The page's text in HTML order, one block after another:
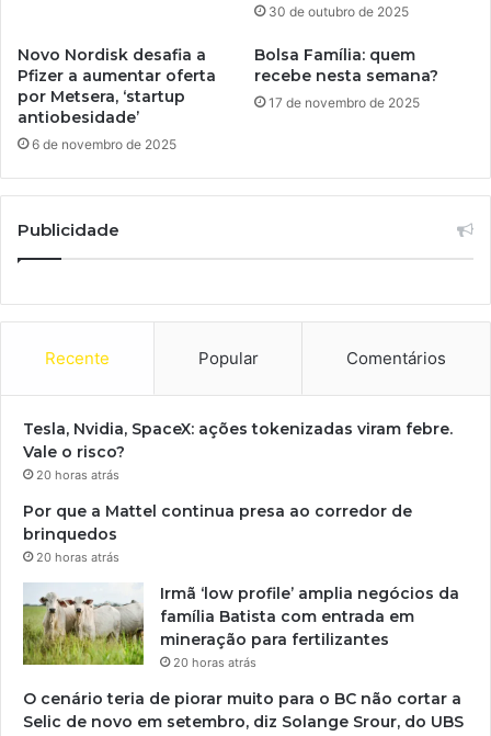
30 de outubro de 2025
Novo Nordisk desafia a
Pfizer a aumentar oferta
por Metsera, ‘startup
antiobesidade’
6 de novembro de 2025
Bolsa Família: quem
recebe nesta semana?
17 de novembro de 2025
Publicidade
Recente Popular Comentários
Tesla, Nvidia, SpaceX: ações tokenizadas viram febre.
Vale o risco?
20 horas atrás
Por que a Mattel continua presa ao corredor de
brinquedos
20 horas atrás
Irmã ‘low profile’ amplia negócios da
família Batista com entrada em
mineração para fertilizantes
20 horas atrás
O cenário teria de piorar muito para o BC não cortar a
Selic de novo em setembro, diz Solange Srour, do UBS